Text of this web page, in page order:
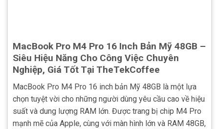
MacBook Pro M4 Pro 16 Inch Bản Mỹ 48GB –
Siêu Hiệu Năng Cho Công Việc Chuyên
Nghiệp, Giá Tốt Tại TheTekCoffee
MacBook Pro M4 Pro 16 inch bản Mỹ 48GB là một lựa
chọn tuyệt vời cho những người dùng yêu cầu cao về hiệu
suất và dung lượng RAM lớn. Được trang bị chip M4 Pro
mạnh mẽ của Apple, cùng với màn hình lớn và RAM 48GB,